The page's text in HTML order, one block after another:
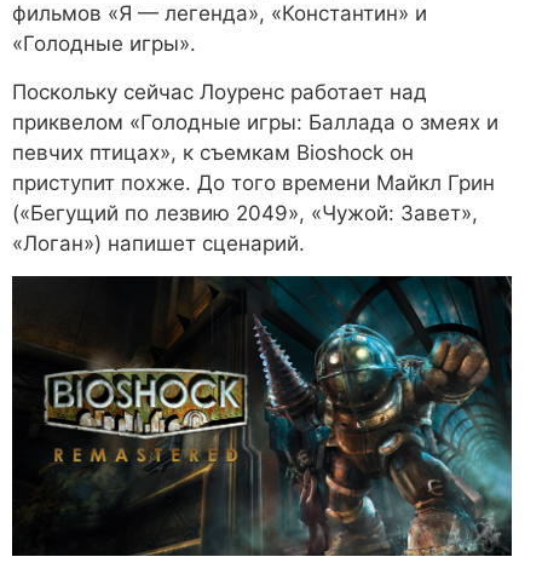
фильмов «Я — легенда», «Константин» и
«Голодные игры».
Поскольку сейчас Лоуренс работает над
приквелом «Голодные игры: Баллада о змеях и
певчих птицах», к съемкам Bioshock он
приступит похже. До того времени Майкл Грин
(«Бегущий по лезвию 2049», «Чужой: Завет»,
«Логан») напишет сценарий.